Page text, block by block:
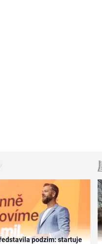
podzim: startuje